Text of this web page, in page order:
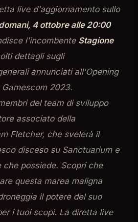
live d'aggiornamento sullo
4 ottobre alle 20:00
l'incombente Stagione
dettagli sugli
annunciati all'Opening
2023.
del team di sviluppo
associato della
Fletcher, che svelerà il
disceso su Sanctuarium e
che possiede. Scopri che
questa marea maligna
il potere del suo
i tuoi scopi. La diretta live